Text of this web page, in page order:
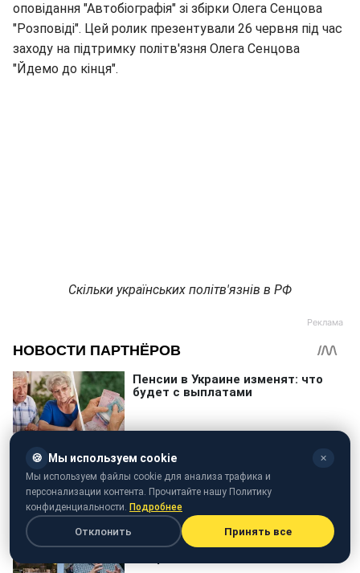
оповідання "Автобіографія" зі збірки Олега Сенцова
"Розповіді". Цей ролик презентували 26 червня під час
заходу на підтримку політв'язня Олега Сенцова
"Йдемо до кінця".
Скільки українських політв'язнів в РФ
🍪 Мы используем cookie ✕
Мы используем файлы cookie для анализа трафика и
персонализации контента. Прочитайте нашу Политику
конфиденциальности. Подробнее
Отклонить Принять все